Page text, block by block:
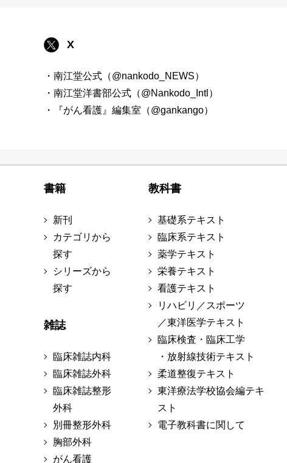
X
・南江堂公式（@nankodo_NEWS）
・南江堂洋書部公式（@Nankodo_Intl）
・『がん看護』編集室（@gankango）
書籍
新刊
カテゴリから
探す
シリーズから
探す
雑誌
臨床雑誌内科
臨床雑誌外科
臨床雑誌整形
外科
別冊整形外科
胸部外科
がん看護
教科書
基礎系テキスト
臨床系テキスト
薬学テキスト
栄養テキスト
看護テキスト
リハビリ／スポーツ
／東洋医学テキスト
臨床検査・臨床工学
・放射線技術テキスト
柔道整復テキスト
東洋療法学校協会編テキ
スト
電子教科書に関して